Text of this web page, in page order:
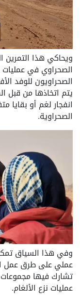
ويحاكي هذا التمرين
الصحراوي في عمليات
الصحراويون للوفد
يتم اتخاذها من قبل
انفجار لغم أو
الصحراوية.
وفي هذا السياق
عملي على طرق عمل
تشارك فيها
عمليات نزع الألغام.